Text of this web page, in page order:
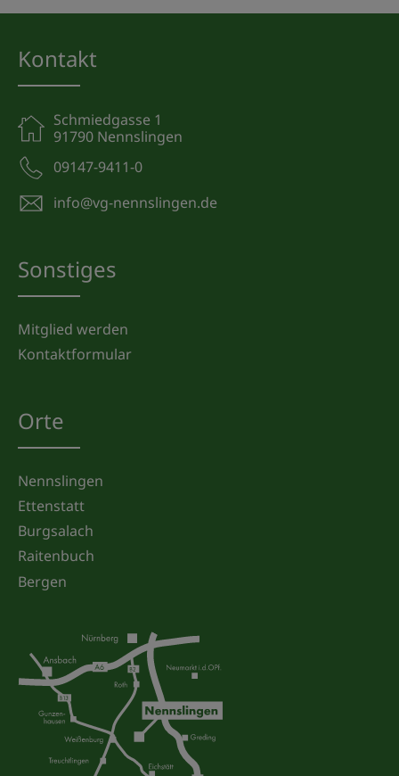
Kontakt
Schmiedgasse 1
91790 Nennslingen
09147-9411-0
info@vg-nennslingen.de
Sonstiges
Mitglied werden
Kontaktformular
Orte
Nennslingen
Ettenstatt
Burgsalach
Raitenbuch
Bergen